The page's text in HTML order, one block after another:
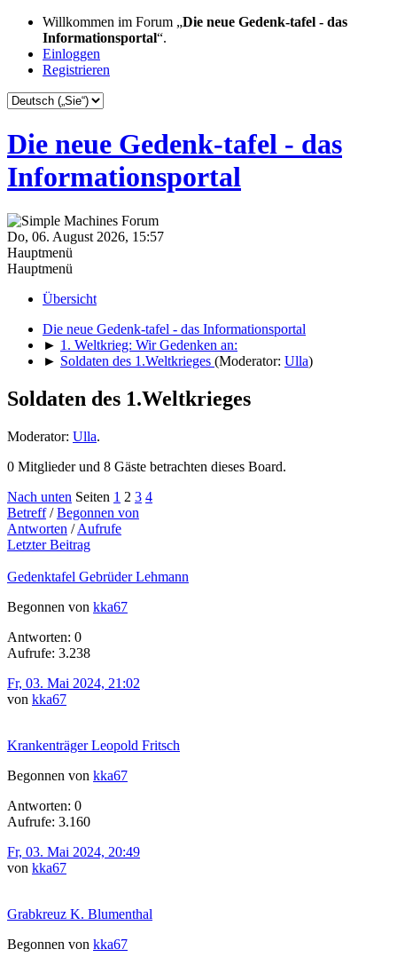
Willkommen im Forum „Die neue Gedenk-tafel - das
Informationsportal“.
Einloggen
Registrieren
Die neue Gedenk-tafel - das
Informationsportal
Do, 06. August 2026, 15:57
Hauptmenü
Hauptmenü
Übersicht
Die neue Gedenk-tafel - das Informationsportal
► 1. Weltkrieg: Wir Gedenken an:
► Soldaten des 1.Weltkrieges (Moderator: Ulla)
Soldaten des 1.Weltkrieges
Moderator: Ulla.
0 Mitglieder und 8 Gäste betrachten dieses Board.
Nach unten Seiten 1 2 3 4
Betreff/Begonnen von
Antworten /Aufrufe
Letzter Beitrag
Gedenktafel Gebrüder Lehmann
Begonnen von kka67
Antworten: 0
Aufrufe: 3.238
Fr, 03. Mai 2024, 21:02
von kka67
Krankenträger Leopold Fritsch
Begonnen von kka67
Antworten: 0
Aufrufe: 3.160
Fr, 03. Mai 2024, 20:49
von kka67
Grabkreuz K. Blumenthal
Begonnen von kka67